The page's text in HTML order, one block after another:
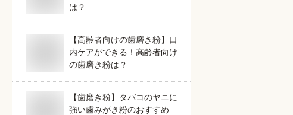
は？
【高齢者向けの歯磨き粉】口
内ケアができる！高齢者向け
の歯磨き粉は？
【歯磨き粉】タバコのヤニに
強い歯みがき粉のおすすめ